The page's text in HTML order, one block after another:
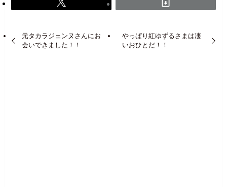
元タカラジェンヌさんにお
会いできました！！
やっぱり紅ゆずるさまは凄
いおひとだ！！